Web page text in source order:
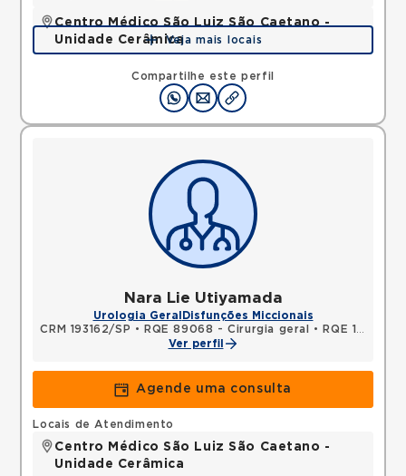
Compartilhe este perfil
Centro Médico São Luiz São Caetano -
Unidade Cerâmica
Alameda Caulim, Ceramica, Sao Caetano do Sul,
SP, 09531195 •
Veja mais locais
Nara Lie Utiyamada
Urologia Geral Disfunções Miccionais
CRM 193162/SP • RQE 89068 - Cirurgia geral •
RQE 125699 - Urologia
Ver perfil
Agende uma consulta
Locais de Atendimento
Centro Médico São Luiz São Caetano -
Unidade Cerâmica